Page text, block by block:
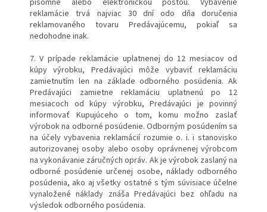
reklamácie trvá najviac 30 dní odo dňa doručenia
reklamovaného tovaru Predávajúcemu, pokiaľ sa
nedohodne inak.
7. V prípade reklamácie uplatnenej do 12 mesiacov od
kúpy výrobku, Predávajúci môže vybaviť reklamáciu
zamietnutím len na základe odborného posúdenia. Ak
Predávajúci zamietne reklamáciu uplatnenú po 12
mesiacoch od kúpy výrobku, Predávajúci je povinný
informovať Kupujúceho o tom, komu možno zaslať
výrobok na odborné posúdenie. Odborným posúdením sa
na účely vybavenia reklamácií rozumie o. i. i stanovisko
autorizovanej osoby alebo osoby oprávnenej výrobcom
na vykonávanie záručných opráv. Ak je výrobok zaslaný na
odborné posúdenie určenej osobe, náklady odborného
posúdenia, ako aj všetky ostatné s tým súvisiace účelne
vynaložené náklady znáša Predávajúci bez ohľadu na
výsledok odborného posúdenia.